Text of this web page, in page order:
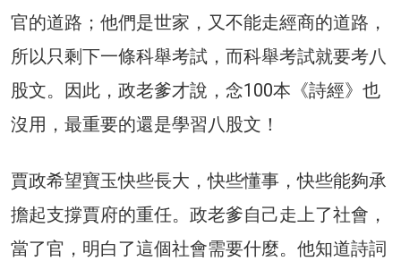
官的道路；他們是世家，又不能走經商的道路，
所以只剩下一條科舉考試，而科舉考試就要考八
股文。因此，政老爹才說，念100本《詩經》也
沒用，最重要的還是學習八股文！
賈政希望寶玉快些長大，快些懂事，快些能夠承
擔起支撐賈府的重任。政老爹自己走上了社會，
當了官，明白了這個社會需要什麼。他知道詩詞